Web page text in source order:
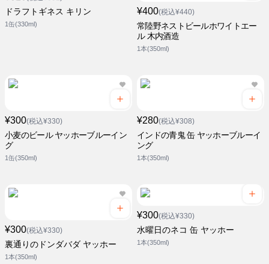
ドラフトギネス キリン
1缶(330ml)
¥400(税込¥440)
常陸野ネストビールホワイトエー
ル 木内酒造
1本(350ml)
¥300(税込¥330)
小麦のビール ヤッホーブルーイン
グ
1缶(350ml)
¥280(税込¥308)
インドの青鬼 缶 ヤッホーブルーイ
ング
1本(350ml)
¥300(税込¥330)
裏通りのドンダバダ ヤッホー
1本(350ml)
¥300(税込¥330)
水曜日のネコ 缶 ヤッホー
1本(350ml)